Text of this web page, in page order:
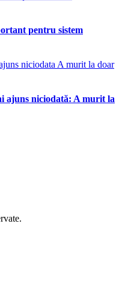
pentru sistem
ajuns niciodată: A murit la